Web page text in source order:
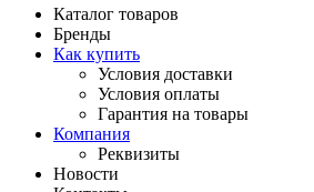
Каталог товаров
Бренды
Как купить
Условия доставки
Условия оплаты
Гарантия на товары
Компания
Реквизиты
Новости